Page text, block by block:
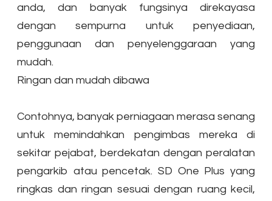
anda, dan banyak fungsinya direkayasa
dengan sempurna untuk penyediaan,
penggunaan dan penyelenggaraan yang
mudah.
Ringan dan mudah dibawa
Contohnya, banyak perniagaan merasa senang
untuk memindahkan pengimbas mereka di
sekitar pejabat, berdekatan dengan peralatan
pengarkib atau pencetak. SD One Plus yang
ringkas dan ringan sesuai dengan ruang kecil,